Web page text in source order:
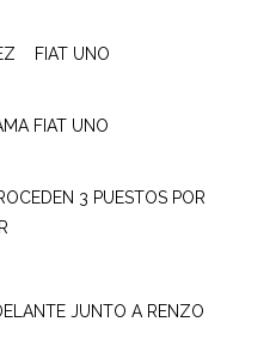
FIAT UNO
FIAT UNO
3 PUESTOS POR
JUNTO A RENZO